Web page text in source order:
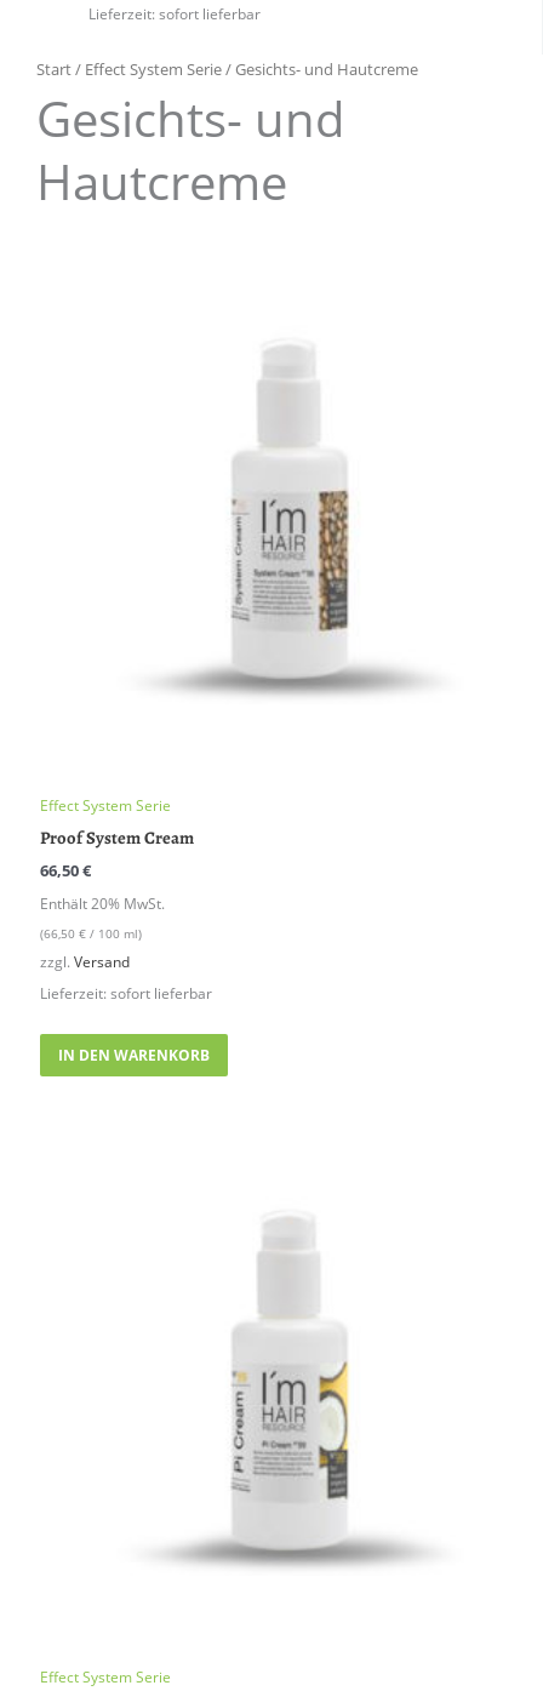
Lieferzeit: sofort lieferbar
Start/ Effect System Serie/ Gesichts- und Hautcreme
Gesichts- und
Hautcreme
Effect System Serie
Proof System Cream
66,50€
Enthält 20% MwSt.
(66,50 €/ 100 ml)
zzgl. Versand
Lieferzeit: sofort lieferbar
IN DEN WARENKORB
Effect System Serie